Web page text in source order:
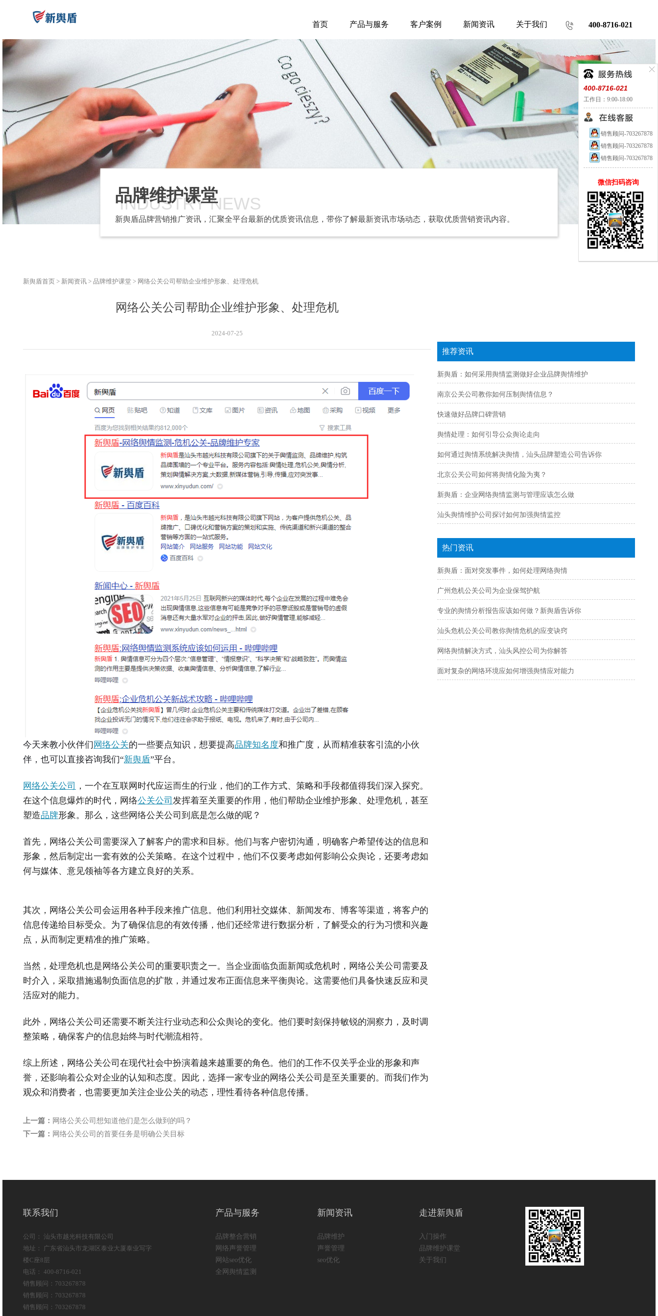
首页 产品与服务 客户案例 新闻资讯 关于我们 400-8716-021
品牌维护课堂
INDUSTRY NEWS
新舆盾品牌营销推广资讯，汇聚全平台最新的优质资讯信息，带你了解最新资讯市场动态，获取优质营销资讯内容。
新舆盾首页 > 新闻资讯 > 品牌维护课堂 > 网络公关公司帮助企业维护形象、处理危机
网络公关公司帮助企业维护形象、处理危机
2024-07-25
今天来教小伙伴们 网络公关的一些要点知识，想要提高品牌知名度和推广度，从而精准获客引流的小伙
伴，也可以直接咨询我们“新舆盾”平台。
网络公关公司
，一个在互联网时代应运而生的行业，他们的工作方式、策略和手段都值得我们深入探究。
在这个信息爆炸的时代，网络公关公司 发挥着至关重要的作用，他们帮助企业维护形象、处理危机，甚至
塑造品牌形象。那么，这些网络公关公司到底是怎么做的呢？
首先，网络公关公司需要深入了解客户的需求和目标。他们与客户密切沟通，明确客户希望传达的信息和
形象，然后制定出一套有效的公关策略。在这个过程中，他们不仅要考虑如何影响公众舆论，还要考虑如
何与媒体、意见领袖等各方建立良好的关系。
其次，网络公关公司会运用各种手段来推广信息。他们利用社交媒体、新闻发布、博客等渠道，将客户的
信息传递给目标受众。为了确保信息的有效传播，他们还经常进行数据分析，了解受众的行为习惯和兴趣
点，从而制定更精准的推广策略。
当然，处理危机也是网络公关公司的重要职责之一。当企业面临负面新闻或危机时，网络公关公司需要及
时介入，采取措施遏制负面信息的扩散，并通过发布正面信息来平衡舆论。这需要他们具备快速反应和灵
活应对的能力。
此外，网络公关公司还需要不断关注行业动态和公众舆论的变化。他们要时刻保持敏锐的洞察力，及时调
整策略，确保客户的信息始终与时代潮流相符。
综上所述，网络公关公司在现代社会中扮演着越来越重要的角色。他们的工作不仅关乎企业的形象和声
誉，还影响着公众对企业的认知和态度。因此，选择一家专业的网络公关公司是至关重要的。而我们作为
观众和消费者，也需要更加关注企业公关的动态，理性看待各种信息传播。
上一篇： 网络公关公司想知道他们是怎么做到的吗？
下一篇： 网络公关公司的首要任务是明确公关目标
推荐资讯
新舆盾：如何采用舆情监测做好企业品牌舆情维护
南京公关公司教你如何压制舆情信息？
快速做好品牌口碑营销
舆情处理：如何引导公众舆论走向
如何通过舆情系统解决舆情，汕头品牌塑造公司告诉你
北京公关公司如何将舆情化险为夷？
新舆盾：企业网络舆情监测与管理应该怎么做
汕头舆情维护公司探讨如何加强舆情监控
热门资讯
新舆盾：面对突发事件，如何处理网络舆情
广州危机公关公司为企业保驾护航
专业的舆情分析报告应该如何做？新舆盾告诉你
汕头危机公关公司教你舆情危机的应变诀窍
网络舆情解决方式，汕头风控公司为你解答
面对复杂的网络环境应如何增强舆情应对能力
联系我们
公司： 汕头市越光科技有限公司
地址： 广东省汕头市龙湖区泰业大厦泰业写字
楼C座8层
电话： 400-8716-021
销售顾问：703267878
销售顾问：703267878
销售顾问：703267878
产品与服务
品牌整合营销
网络声誉管理
网站seo优化
全网舆情监测
新闻资讯
品牌维护
声誉管理
seo优化
走进新舆盾
入门操作
品牌维护课堂
关于我们
400-8716-021
工作日：9:00-18:00
销售顾问-703267878
销售顾问-703267878
销售顾问-703267878
微信扫码咨询